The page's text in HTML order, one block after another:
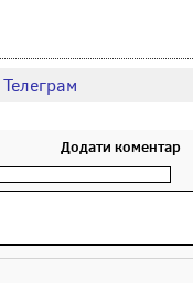
Телеграм
Додати коментар